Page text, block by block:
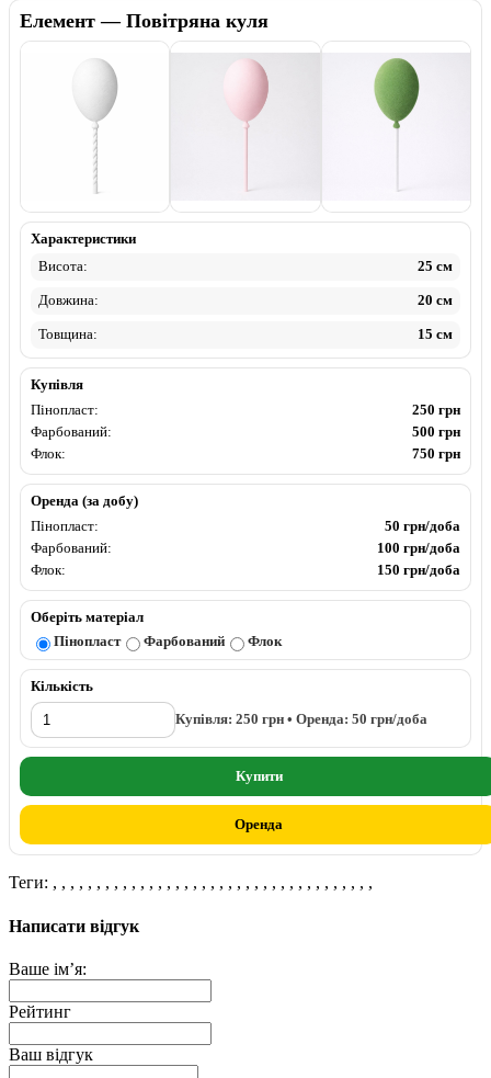
Елемент — Повітряна куля
Пінопласт Фарбований Флок
Характеристики
Висота:
25 см
Довжина: 20 см
Товщина: 15 см
Купівля
Пінопласт:
250 грн
Фарбований:
500 грн
Флок:
750 грн
Оренда (за добу)
Пінопласт:
50 грн/доба
Фарбований:
100 грн/доба
Флок:
150 грн/доба
Оберіть матеріал
Пінопласт
Фарбований Флок
Кількість
Купівля: 250 грн • Оренда: 50 грн/доба
Купити
Оренда
Теги: , , , , , , , , , , , , , , , , , , , , , , , , , , , , , , , , , , , , ,
Написати відгук
Ваше ім’я:
Рейтинг
Ваш відгук